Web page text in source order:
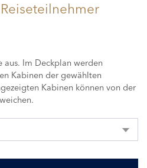
aus. Im Deckplan werden
Kabinen der gewählten
Kabinen können von der